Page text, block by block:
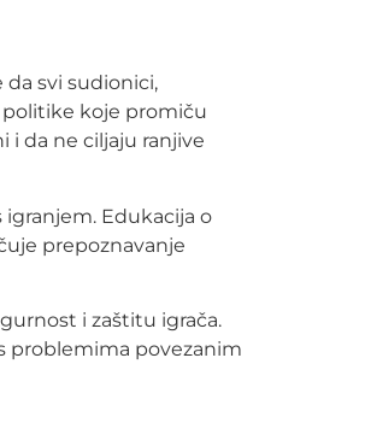
da svi sudionici,
koje promiču
i da ne ciljaju ranjive
Edukacija o
prepoznavanje
i zaštitu igrača.
problemima povezanim